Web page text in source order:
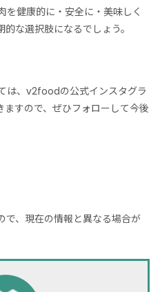
健康的に・安全に・美味しく
な選択肢になるでしょう。
は、v2foodの公式インスタグラ
すので、ぜひフォローして今後
、現在の情報と異なる場合が